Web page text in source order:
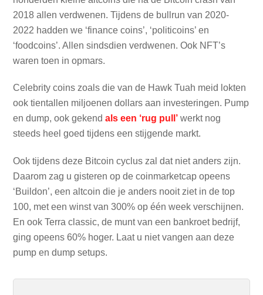
2018 allen verdwenen. Tijdens de bullrun van 2020-
2022 hadden we ‘finance coins’, ‘politicoins’ en
‘foodcoins’. Allen sindsdien verdwenen. Ook NFT’s
waren toen in opmars.
Celebrity coins zoals die van de Hawk Tuah meid lokten
ook tientallen miljoenen dollars aan investeringen. Pump
en dump, ook gekend als een ‘rug pull’ werkt nog
steeds heel goed tijdens een stijgende markt.
Ook tijdens deze Bitcoin cyclus zal dat niet anders zijn.
Daarom zag u gisteren op de coinmarketcap opeens
‘Buildon’, een altcoin die je anders nooit ziet in de top
100, met een winst van 300% op één week verschijnen.
En ook Terra classic, de munt van een bankroet bedrijf,
ging opeens 60% hoger. Laat u niet vangen aan deze
pump en dump setups.